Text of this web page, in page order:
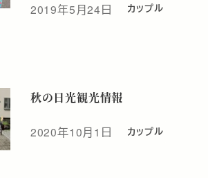
投稿日
2019年5月24日 カップル
秋の日光観光情報
投稿日
2020年10月1日 カップル